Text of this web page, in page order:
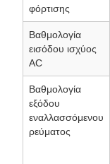
φόρτισης
Βαθμολογία
εισόδου ισχύος
AC
Βαθμολογία
εξόδου
εναλλασσόμενου
ρεύματος